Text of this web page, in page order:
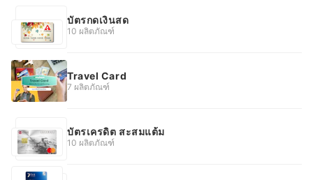
บัตรกดเงินสด
10 ผลิตภัณฑ์
Travel Card
7 ผลิตภัณฑ์
บัตรเครดิต สะสมแต้ม
10 ผลิตภัณฑ์